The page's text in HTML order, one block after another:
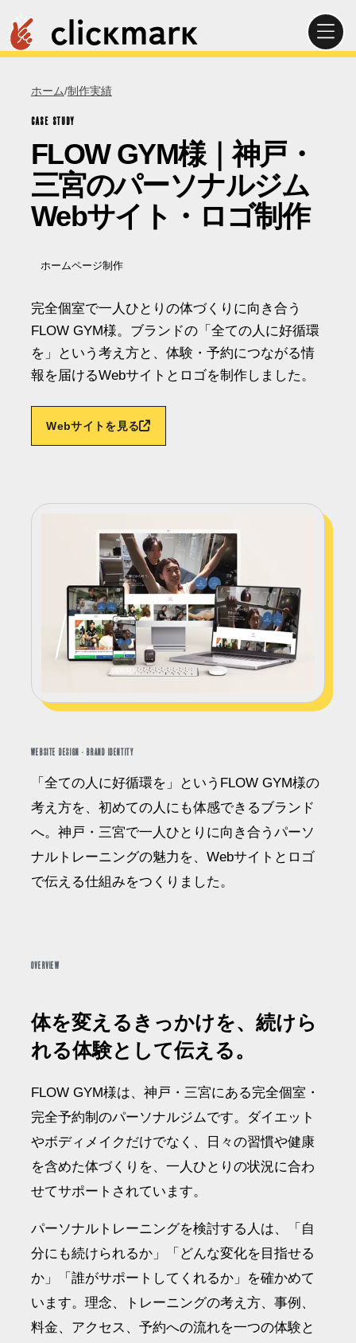
ホーム/制作実績
CASE STUDY
FLOW GYM様｜神戸・
三宮のパーソナルジム
Webサイト・ロゴ制作
ホームページ制作
完全個室で一人ひとりの体づくりに向き合う
FLOW GYM様。ブランドの「全ての人に好循環
を」という考え方と、体験・予約につながる情
報を届けるWebサイトとロゴを制作しました。
Webサイトを見る
WEBSITE DESIGN · BRAND IDENTITY
「全ての人に好循環を」というFLOW GYM様の
考え方を、初めての人にも体感できるブランド
へ。神戸・三宮で一人ひとりに向き合うパーソ
ナルトレーニングの魅力を、Webサイトとロゴ
で伝える仕組みをつくりました。
OVERVIEW
体を変えるきっかけを、続けら
れる体験として伝える。
FLOW GYM様は、神戸・三宮にある完全個室・
完全予約制のパーソナルジムです。ダイエット
やボディメイクだけでなく、日々の習慣や健康
を含めた体づくりを、一人ひとりの状況に合わ
せてサポートされています。
パーソナルトレーニングを検討する人は、「自
分にも続けられるか」「どんな変化を目指せる
か」「誰がサポートしてくれるか」を確かめて
います。理念、トレーニングの考え方、事例、
料金、アクセス、予約への流れを一つの体験と